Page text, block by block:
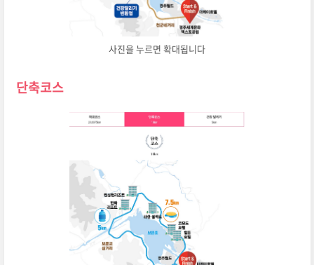
사진을 누르면 확대됩니다
단축코스